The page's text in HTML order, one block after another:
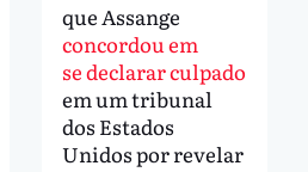
que Assange
concordou em
se declarar culpado
em um tribunal
dos Estados
Unidos por revelar